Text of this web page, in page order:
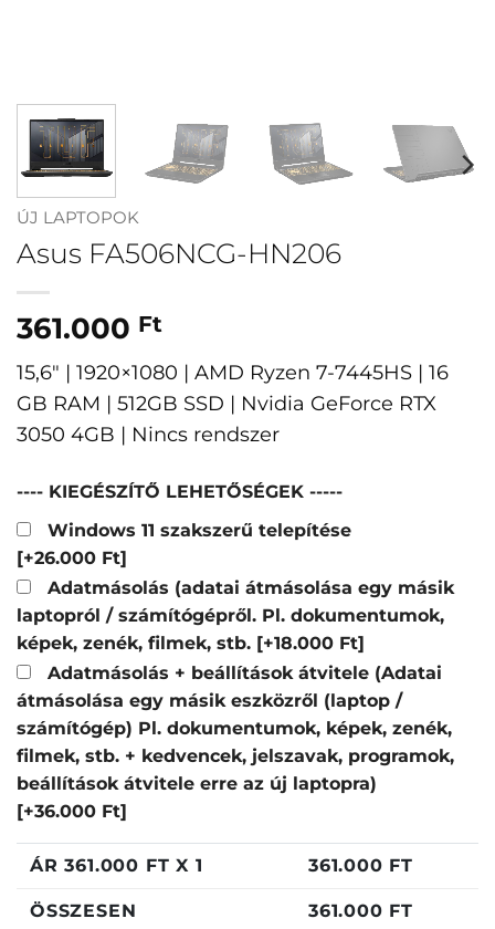
ÚJ LAPTOPOK
Asus FA506NCG-HN206
361.000 Ft
15,6″ | 1920×1080 | AMD Ryzen 7-7445HS | 16
GB RAM | 512GB SSD | Nvidia GeForce RTX
3050 4GB | Nincs rendszer
---- KIEGÉSZÍTŐ LEHETŐSÉGEK -----
Windows 11 szakszerű telepítése
[+26.000 Ft]
Adatmásolás (adatai átmásolása egy másik
laptopról / számítógépről. Pl. dokumentumok,
képek, zenék, filmek, stb. [+18.000 Ft]
Adatmásolás + beállítások átvitele (Adatai
átmásolása egy másik eszközről (laptop /
számítógép) Pl. dokumentumok, képek, zenék,
filmek, stb. + kedvencek, jelszavak, programok,
beállítások átvitele erre az új laptopra)
[+36.000 Ft]
ÁR361.000 FT X 1 361.000 FT
ÖSSZESEN 361.000 FT